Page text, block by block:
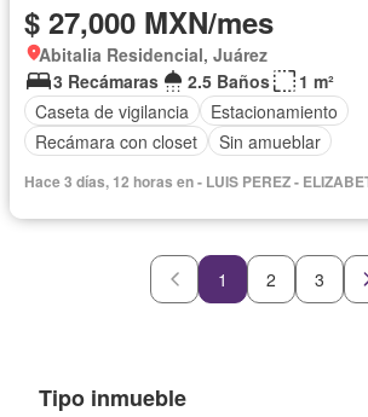
$ 27,000 MXN/mes
Abitalia Residencial, Juárez
3 Recámaras
2.5 Baños
1 m²
Caseta de vigilancia
Estacionamiento
Recámara con closet
Sin amueblar
Hace 3 días, 12 horas en - LUIS PEREZ -
1 2 3
Tipo inmueble